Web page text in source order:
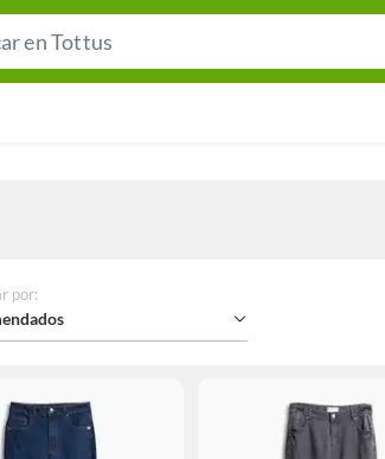
Bar
por: